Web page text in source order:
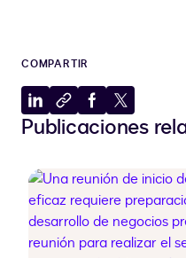
COMPARTIR
Compartir
en
Copiar
al
Compartir
en
Compartir
en
Publicaciones